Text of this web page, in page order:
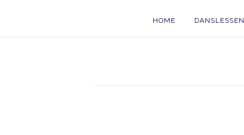
HOME DANSLESSEN